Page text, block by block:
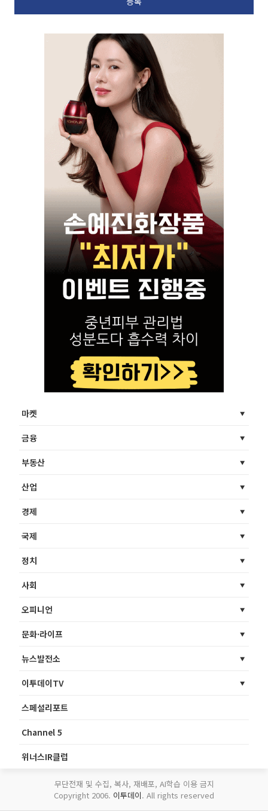
마켓
금융
부동산
산업
경제
국제
정치
사회
오피니언
문화·라이프
뉴스발전소
이투데이TV
스페셜리포트
Channel 5
위너스IR클럽
무단전재 및 수집, 복사, 재배포, AI학습 이용 금지
Copyright 2006. 이투데이. All rights reserved